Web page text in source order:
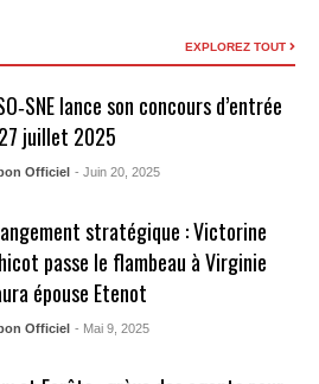
EXPLOREZ TOUT
lance son concours d’entrée
juillet 2025
Officiel - Juin 20, 2025
stratégique : Victorine
passe le flambeau à Virginie
épouse Etenot
Officiel - Mai 9, 2025